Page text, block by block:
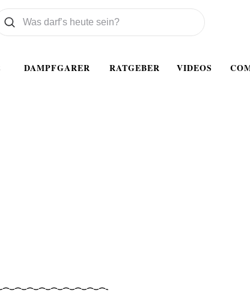
DAMPFGARER RATGEBER VIDEOS
wollen Sie suchen
Suchen